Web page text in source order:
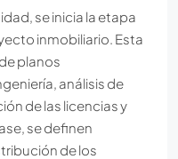
se inicia la etapa
inmobiliario. Esta
planos
análisis de
de las licencias y
se definen
de los